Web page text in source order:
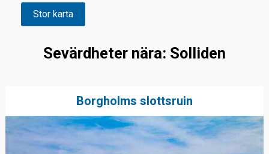
Stor karta
Sevärdheter nära: Solliden
Borgholms slottsruin